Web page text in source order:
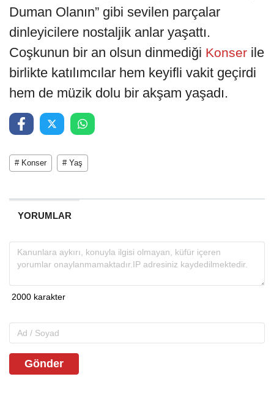
Duman Olanın” gibi sevilen parçalar
dinleyicilere nostaljik anlar yaşattı.
Coşkunun bir an olsun dinmediği Konser ile
birlikte katılımcılar hem keyifli vakit geçirdi
hem de müzik dolu bir akşam yaşadı.
# Konser # Yaş
YORUMLAR
Gönder